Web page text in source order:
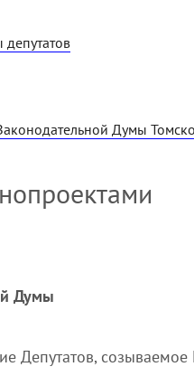
Думы
Думы
Депутатов,